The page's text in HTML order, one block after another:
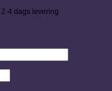
4 dags levering